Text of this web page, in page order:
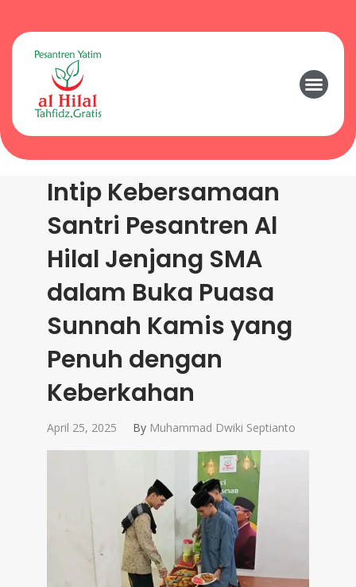
Intip Kebersamaan
Santri Pesantren Al
Hilal Jenjang SMA
dalam Buka Puasa
Sunnah Kamis yang
Penuh dengan
Keberkahan
April 25, 2025 By Muhammad Dwiki Septianto